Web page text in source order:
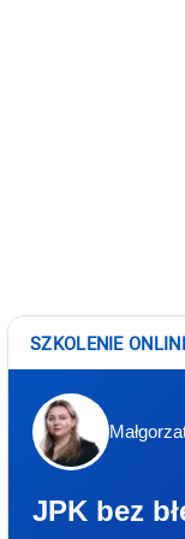
SZKOLENIE
JPK bez